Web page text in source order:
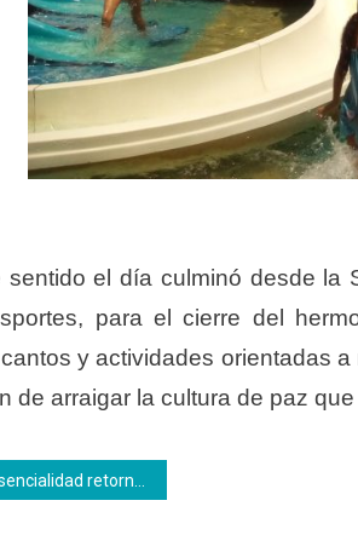
sentido el día culminó desde la
para el cierre del
y actividades orientadas
de arraigar la cultura de paz
retornó a la educación venezolana